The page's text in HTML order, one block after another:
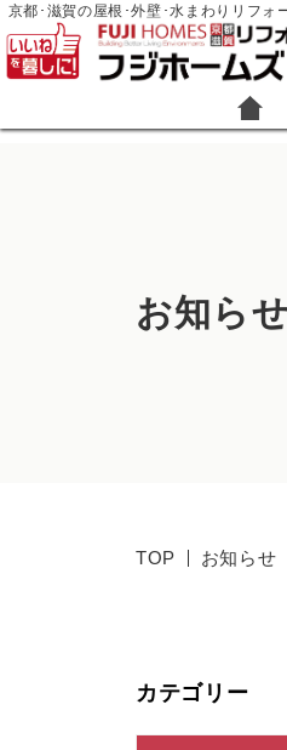
京都･滋賀の屋根･外壁･水まわりリフォ
お知らせ
TOP お知らせ
カテゴリー